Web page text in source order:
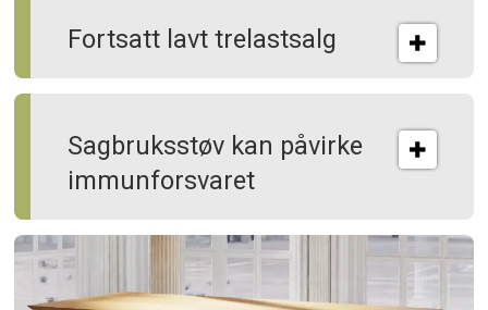
Fortsatt lavt trelastsalg
Sagbruksstøv kan på­virke
immun­forsvaret